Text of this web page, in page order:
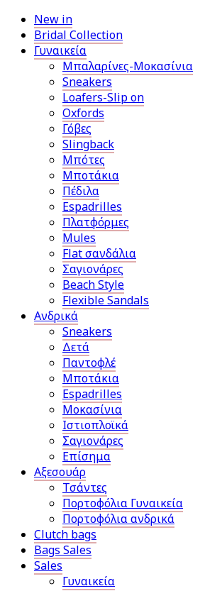
New in
Bridal Collection
Γυναικεία
Μπαλαρίνες-Μοκασίνια
Sneakers
Loafers-Slip on
Oxfords
Γόβες
Slingback
Μπότες
Μποτάκια
Πέδιλα
Espadrilles
Πλατφόρμες
Mules
Flat σανδάλια
Σαγιονάρες
Beach Style
Flexible Sandals
Ανδρικά
Sneakers
Δετά
Παντοφλέ
Μποτάκια
Espadrilles
Μοκασίνια
Ιστιοπλοϊκά
Σαγιονάρες
Επίσημα
Αξεσουάρ
Τσάντες
Πορτοφόλια Γυναικεία
Πορτοφόλια ανδρικά
Clutch bags
Bags Sales
Sales
Γυναικεία